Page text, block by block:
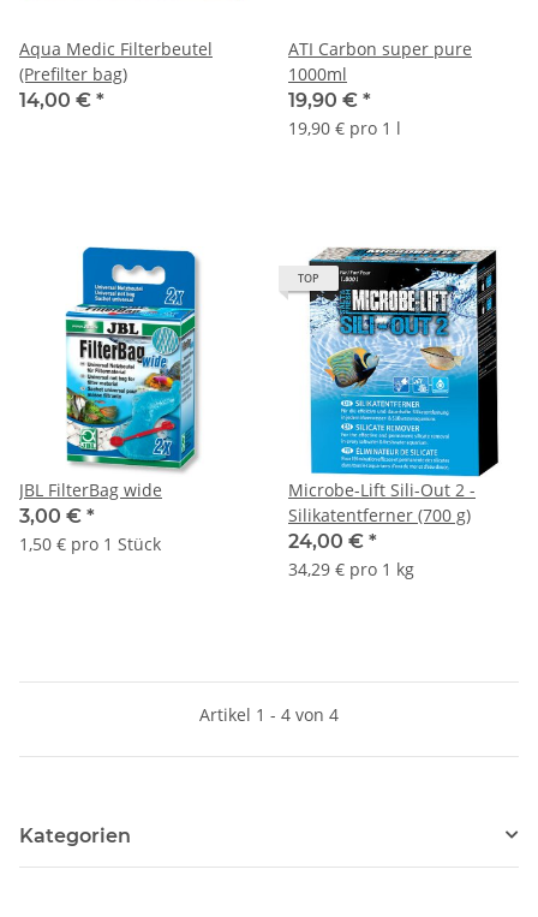
Aqua Medic Filterbeutel
(Prefilter bag)
14,00 € *
ATI Carbon super pure
1000ml
19,90 € *
19,90 € pro 1 l
JBL FilterBag wide
3,00 € *
1,50 € pro 1 Stück
TOP
Microbe-Lift Sili-Out 2 -
Silikatentferner (700 g)
24,00 € *
34,29 € pro 1 kg
Artikel 1 - 4 von 4
Kategorien